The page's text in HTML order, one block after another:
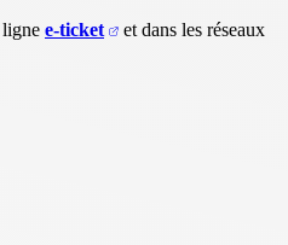
e-ticket
et dans les réseaux